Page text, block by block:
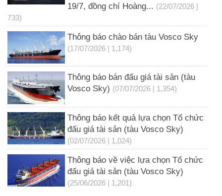
19/7, đồng chí Hoàng... (22/07/2026 |
733)
Thông báo chào bán tàu Vosco Sky
(17/07/2026 | 1,174)
Thông báo bán đấu giá tài sản (tàu
Vosco Sky) (07/07/2026 | 1,354)
Thông báo kết quả lựa chọn Tổ chức
đấu giá tài sản (tàu Vosco Sky)
(02/07/2026 | 1,024)
Thông báo về việc lựa chọn Tổ chức
đấu giá tài sản (tàu Vosco Sky)
(25/06/2026 | 1,201)